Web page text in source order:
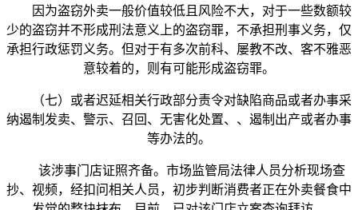
因为盗窃外卖一般价值较低且风险不大，对于一些数额较
少的盗窃并不形成刑法意义上的盗窃罪，不承担刑事义务，仅
承担行政惩罚义务。但对于有多次前科、屡教不改、客不雅恶
意较着的，则有可能形成盗窃罪。
（七）或者迟延相关行政部分责令对缺陷商品或者办事采
纳遏制发卖、警示、召回、无害化处置、、遏制出产或者办事
等办法的。
该涉事门店证照齐备。市场监管局法律人员分析现场查
抄、视频，经扣问相关人员，初步判断消费者正在外卖餐食中